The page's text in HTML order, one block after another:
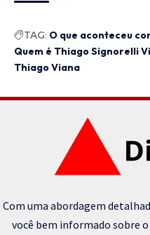
TAG: O que aconteceu
Quem é Thiago Signorelli
Thiago Viana
Com uma abordagem
você bem informado sobre